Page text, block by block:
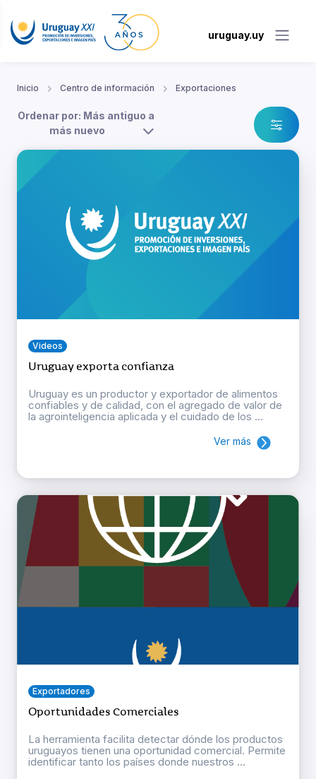
uruguay.uy
Inicio Centro de información Exportaciones
Ordenar por: Más antiguo a
más nuevo
Videos
Uruguay exporta confianza
Uruguay es un productor y exportador de alimentos
confiables y de calidad, con el agregado de valor de
la agrointeligencia aplicada y el cuidado de los ...
Ver más
Exportadores
Oportunidades Comerciales
La herramienta facilita detectar dónde los productos
uruguayos tienen una oportunidad comercial. Permite
identificar tanto los países donde nuestros ...